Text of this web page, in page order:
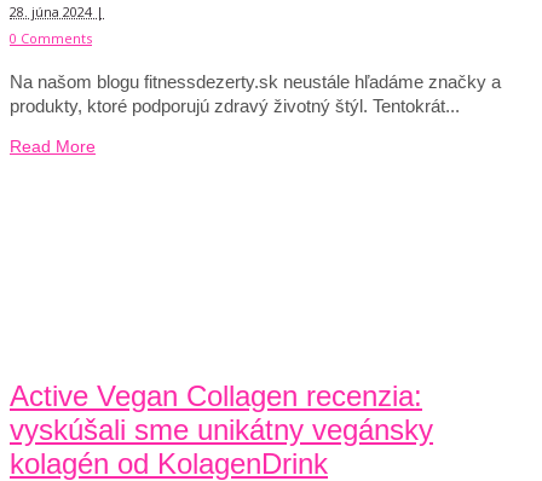
28. júna 2024 |
0 Comments
Na našom blogu fitnessdezerty.sk neustále hľadáme značky a
produkty, ktoré podporujú zdravý životný štýl. Tentokrát...
Read More
Active Vegan Collagen recenzia:
vyskúšali sme unikátny vegánsky
kolagén od KolagenDrink